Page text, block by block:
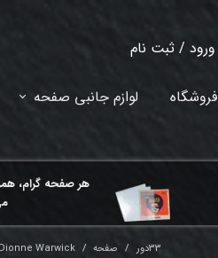
ورود / ثبت نام
خروج از حساب کاربری
فروشگاه لوازم جانبی صفحه
هر ​صفحه گرام،
33دور صفحه Warwick